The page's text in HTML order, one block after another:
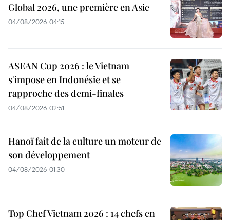
Global 2026, une première en Asie
04/08/2026 04:15
ASEAN Cup 2026 : le Vietnam
s'impose en Indonésie et se
rapproche des demi-finales
04/08/2026 02:51
Hanoï fait de la culture un moteur de
son développement
04/08/2026 01:30
Top Chef Vietnam 2026 : 14 chefs en